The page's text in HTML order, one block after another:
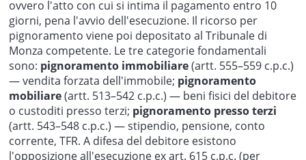
ovvero l'atto con cui si intima il pagamento entro 10
giorni, pena l'avvio dell'esecuzione. Il ricorso per
pignoramento viene poi depositato al Tribunale di
Monza competente. Le tre categorie fondamentali
sono: pignoramento immobiliare(artt. 555–559 c.p.c.)
— vendita forzata dell'immobile; pignoramento
mobiliare(artt. 513–542 c.p.c.) — beni fisici del debitore
o custoditi presso terzi; pignoramento presso terzi
(artt. 543–548 c.p.c.) — stipendio, pensione, conto
corrente, TFR. A difesa del debitore esistono
l'opposizione all'esecuzione ex art. 615 c.p.c. (per